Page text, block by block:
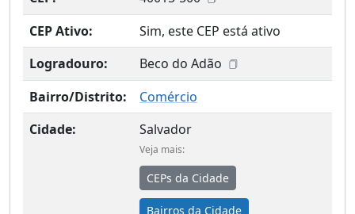
CEP Ativo:
Sim, este CEP está ativo
Logradouro:
Beco do Adão
Bairro/Distrito:
Comércio
Cidade:
Salvador
Veja mais:
CEPs da Cidade
Bairros da Cidade